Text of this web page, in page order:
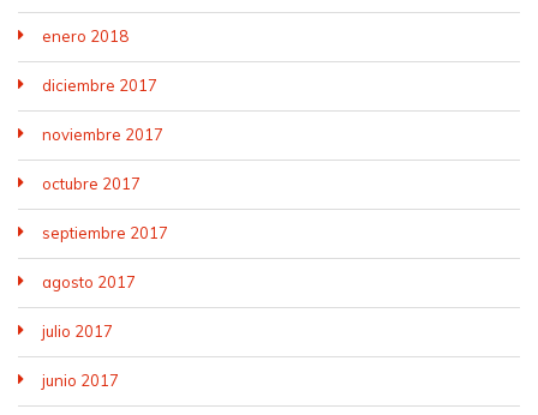
enero 2018
diciembre 2017
noviembre 2017
octubre 2017
septiembre 2017
agosto 2017
julio 2017
junio 2017